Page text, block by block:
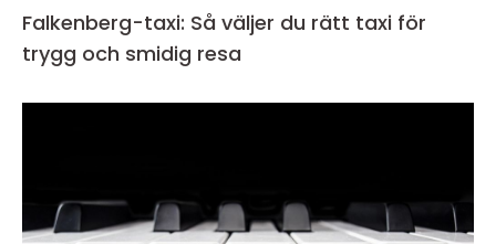
Falkenberg-taxi: Så väljer du rätt taxi för
trygg och smidig resa